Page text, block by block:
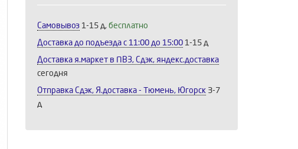
Самовывоз 1-15 д, бесплатно
Доставка до подъезда c 11:00 до 15:00 1-15 д
Доставка я.маркет в ПВЗ, Сдэк, яндекс.доставка
сегодня
Отправка Сдэк, Я.доставка - Тюмень, Югорск 3-7
д